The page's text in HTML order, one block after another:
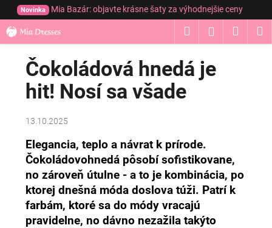
Prejsť
obsah
Novinka Mia Bazár: objavte krásne šaty za výhodnejšie ceny
Hľadať
Čokoládová hnedá je
hit! Nosí sa všade
13.10.2025
Elegancia, teplo a návrat k prírode.
Čokoládovohnedá pôsobí sofistikovane,
no zároveň útulne - a to je kombinácia, po
ktorej dnešná móda doslova túži. Patrí k
farbám, ktoré sa do módy vracajú
pravidelne, no dávno nezažila takýto
o
Späť
Späť